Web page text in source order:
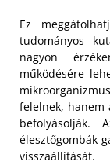
Ez
tudományos
nagyon
működésére
felelnek, hanem
befolyásolják.
élesztőgombák
visszaállítását.